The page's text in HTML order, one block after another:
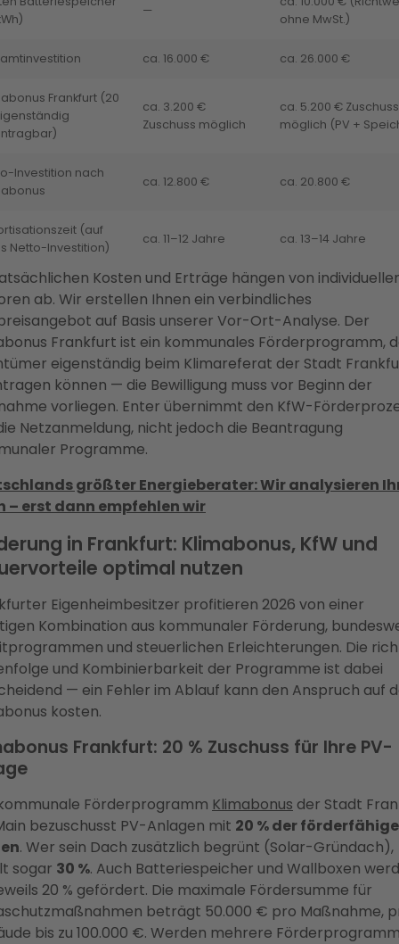
—
ohne MwSt.)
ca. 16.000 € ca. 26.000 €
Frankfurt (20
ca. 3.200 €
Zuschuss möglich
ca. 5.200 € Zuschuss
möglich (PV +
Investition nach
ca. 12.800 € ca. 20.800 €
(auf
Netto-Investition)
ca. 11–12 Jahre ca. 13–14 Jahre
Kosten und Erträge hängen von
ab. Wir erstellen Ihnen ein verbindliches
auf Basis unserer Vor-Ort-Analyse. Der
Frankfurt ist ein kommunales Förderprogramm,
eigenständig beim Klimareferat der Stadt
können — die Bewilligung muss vor Beginn der
vorliegen. Enter übernimmt den KfW-
Netzanmeldung, nicht jedoch die Beantragung
Programme.
größter Energieberater: Wir analysieren
– erst dann empfehlen wir
in Frankfurt: Klimabonus, KfW und
optimal nutzen
Eigenheimbesitzer profitieren 2026 von einer
Kombination aus kommunaler Förderung,
und steuerlichen Erleichterungen. Die
und Kombinierbarkeit der Programme ist dabei
— ein Fehler im Ablauf kann den Anspruch auf
kosten.
Frankfurt: 20 % Zuschuss für Ihre PV-
Förderprogramm Klimabonus der Stadt
bezuschusst PV-Anlagen mit 20 % der
. Wer sein Dach zusätzlich begrünt (Solar-Gründach),
sogar 30 %. Auch Batteriespeicher und Wallboxen
20 % gefördert. Die maximale Fördersumme für
beträgt 50.000 € pro Maßnahme,
bis zu 100.000 €. Werden mehrere